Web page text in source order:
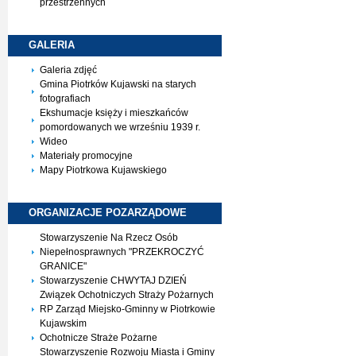
przestrzennych
GALERIA
Galeria zdjęć
Gmina Piotrków Kujawski na starych
fotografiach
Ekshumacje księży i mieszkańców
pomordowanych we wrześniu 1939 r.
Wideo
Materiały promocyjne
Mapy Piotrkowa Kujawskiego
ORGANIZACJE POZARZĄDOWE
Stowarzyszenie Na Rzecz Osób
Niepełnosprawnych "PRZEKROCZYĆ
GRANICE"
Stowarzyszenie CHWYTAJ DZIEŃ
Związek Ochotniczych Straży Pożarnych
RP Zarząd Miejsko-Gminny w Piotrkowie
Kujawskim
Ochotnicze Straże Pożarne
Stowarzyszenie Rozwoju Miasta i Gminy